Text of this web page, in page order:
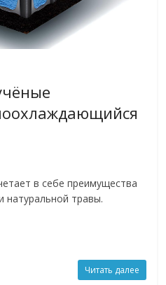
в себе преимущества
натуральной травы.
Читать далее